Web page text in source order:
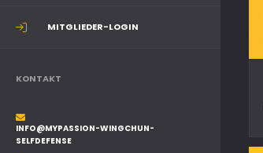
MITGLIEDER-LOGIN
KONTAKT
INFO@MYPASSION-WINGCHUN-
SELFDEFENSE